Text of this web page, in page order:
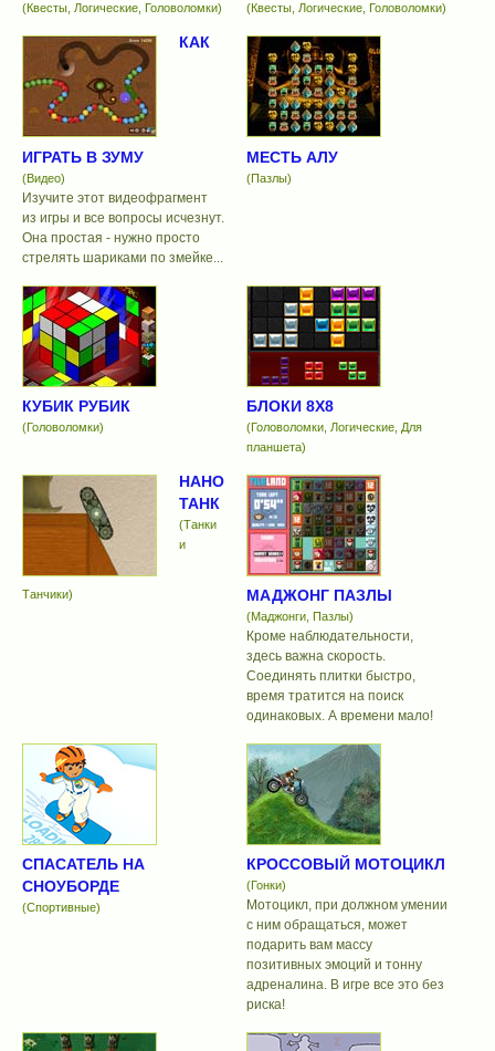
(Квесты, Логические, Головоломки) (Квесты, Логические, Головоломки)
КАК
ИГРАТЬ В ЗУМУ
(Видео)
Изучите этот видеофрагмент
из игры и все вопросы исчезнут.
Она простая - нужно просто
стрелять шариками по змейке...
МЕСТЬ АЛУ
(Пазлы)
КУБИК РУБИК
(Головоломки)
БЛОКИ 8X8
(Головоломки, Логические, Для
планшета)
НАНО
ТАНК
(Танки
и
Танчики) МАДЖОНГ ПАЗЛЫ
(Маджонги, Пазлы)
Кроме наблюдательности,
здесь важна скорость.
Соединять плитки быстро,
время тратится на поиск
одинаковых. А времени мало!
СПАСАТЕЛЬ НА
СНОУБОРДЕ
(Спортивные)
КРОССОВЫЙ МОТОЦИКЛ
(Гонки)
Мотоцикл, при должном умении
с ним обращаться, может
подарить вам массу
позитивных эмоций и тонну
адреналина. В игре все это без
риска!